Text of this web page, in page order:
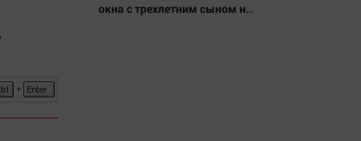
окна с трехлетним сыном на